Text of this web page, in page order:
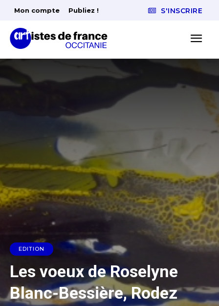
Mon compte Publiez ! S'INSCRIRE
EDITION
Les voeux de Roselyne
Blanc-Bessière, Rodez